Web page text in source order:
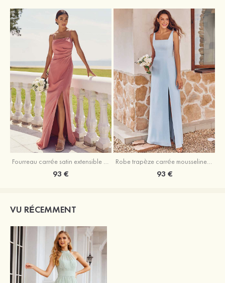
93 € 93 €
VU RÉCEMMENT